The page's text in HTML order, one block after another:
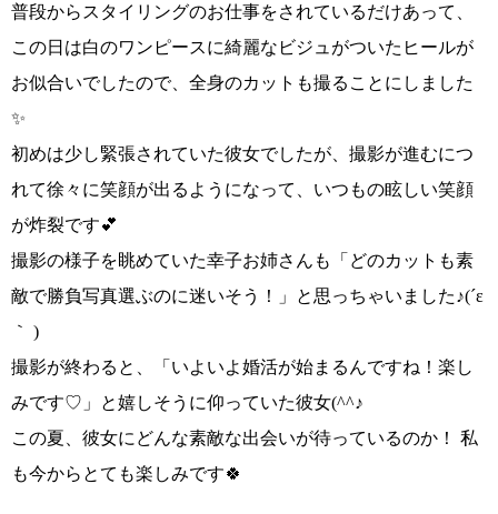
普段からスタイリングのお仕事をされているだけあって、
この日は白のワンピースに綺麗なビジュがついたヒールが
お似合いでしたので、全身のカットも撮ることにしました
✨
初めは少し緊張されていた彼女でしたが、撮影が進むにつ
れて徐々に笑顔が出るようになって、いつもの眩しい笑顔
が炸裂です💕
撮影の様子を眺めていた幸子お姉さんも
「どのカットも素
敵で勝負写真選ぶのに迷いそう！」
と思っちゃいました♪(´ε
｀ )
撮影が終わると、
「いよいよ婚活が始まるんですね！楽し
みです♡」
と嬉しそうに仰っていた彼女(^^♪
この夏、 彼女にどんな素敵な出会いが待っているのか！
私
も今からとても楽しみです🍀